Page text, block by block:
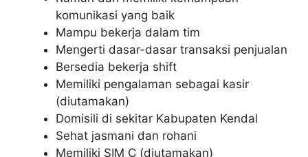
komunikasi yang baik
Mampu bekerja dalam tim
Mengerti dasar-dasar transaksi penjualan
Bersedia bekerja shift
Memiliki pengalaman sebagai kasir
(diutamakan)
Domisili di sekitar Kabupaten Kendal
Sehat jasmani dan rohani
Memiliki SIM C (diutamakan)